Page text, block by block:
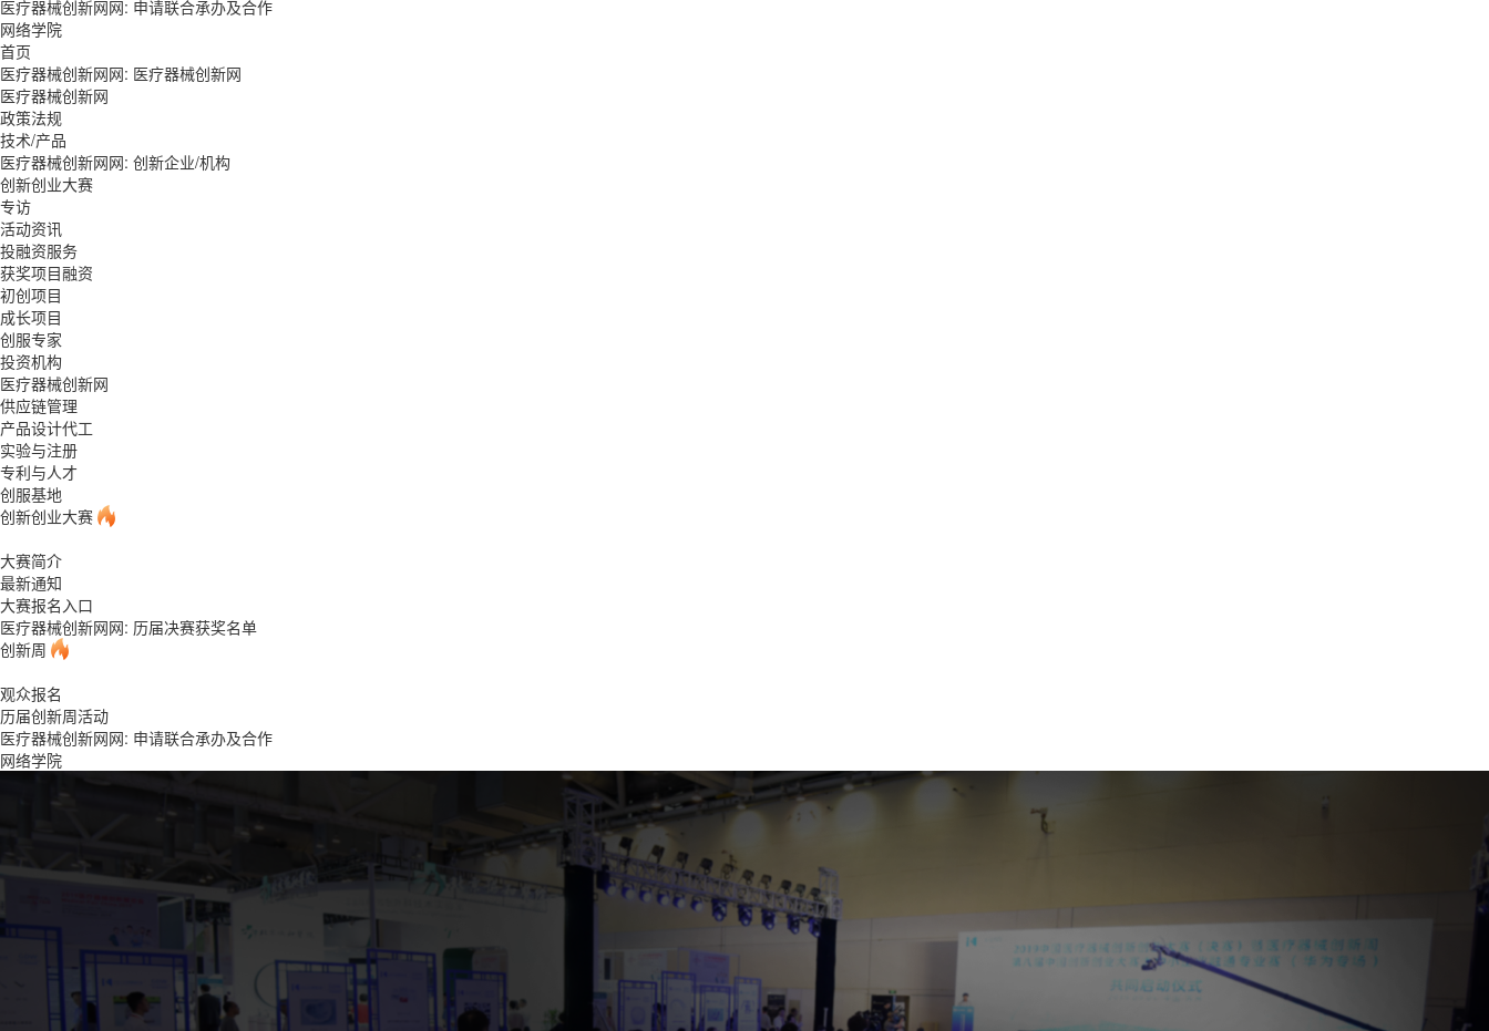
医疗器械创新网网: 申请联合承办及合作
网络学院
首页
医疗器械创新网网: 医疗器械创新网
医疗器械创新网
政策法规
技术/产品
医疗器械创新网网: 创新企业/机构
创新创业大赛
专访
活动资讯
投融资服务
获奖项目融资
初创项目
成长项目
创服专家
投资机构
医疗器械创新网
供应链管理
产品设计代工
实验与注册
专利与人才
创服基地
创新创业大赛
大赛简介
最新通知
大赛报名入口
医疗器械创新网网: 历届决赛获奖名单
创新周
观众报名
历届创新周活动
医疗器械创新网网: 申请联合承办及合作
网络学院